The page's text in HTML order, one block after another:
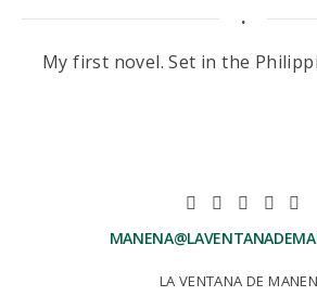
.
My first novel. Set in the
LA VENTANA DE